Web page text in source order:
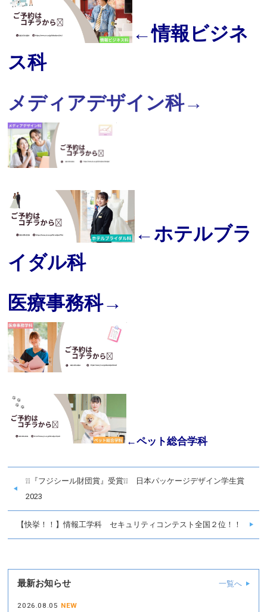
←情報ビジネ
ス科
メディアデザイン科→
←ホテルブラ
イダル科
医療事務科→
←ペット総合学科
❕❕『フジシール財団賞』受賞❕❕ 日本パッケージデザイン学生賞
2023
【快挙！！】情報工学科 セキュリティコンテスト全国２位！！
最新お知らせ 一覧へ
2026.08.05 NEW